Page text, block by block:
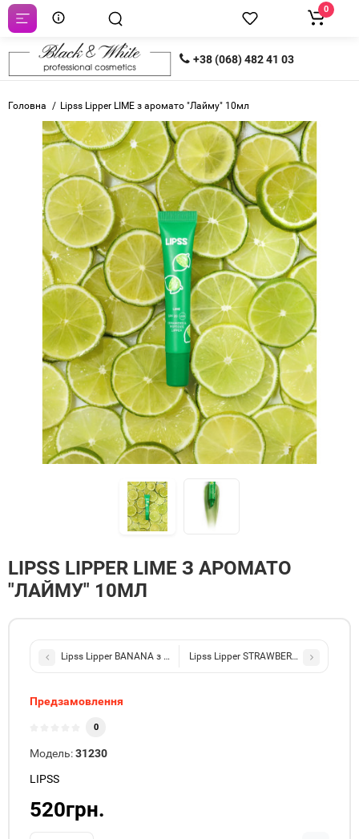
+38 (068) 482 41 03
0
Головна Lipss Lipper LIME з аромато "Лайму" 10мл
LIPSS LIPPER LIME З АРОМАТО
"ЛАЙМУ" 10МЛ
Lipss Lipper BANANA з ароматом "Стиглого банана" 10мл
Lipss Lipper STRAWBERRY з
Предзамовлення
0
Модель:31230
LIPSS
520грн.